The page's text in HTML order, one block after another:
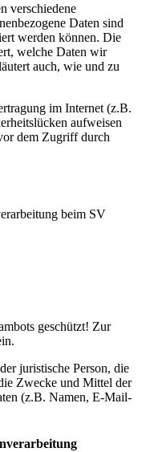
verschiedene
Daten sind
werden können. Die
welche Daten wir
auch, wie und zu
im Internet (z.B.
aufweisen
dem Zugriff durch
beim SV
geschützt! Zur
juristische Person, die
Zwecke und Mittel der
(z.B. Namen, E-Mail-